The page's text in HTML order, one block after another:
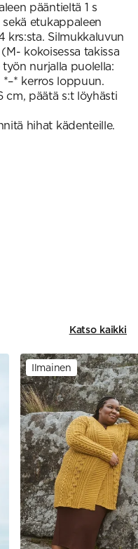
pääntieltä 1 s
etukappaleen
krs:sta. Silmukkaluvun
kokoisessa takissa
nurjalla puolella:
kerros loppuun.
cm, päätä s:t löyhästi
hihat kädenteille.
Katso kaikki
Ilmainen